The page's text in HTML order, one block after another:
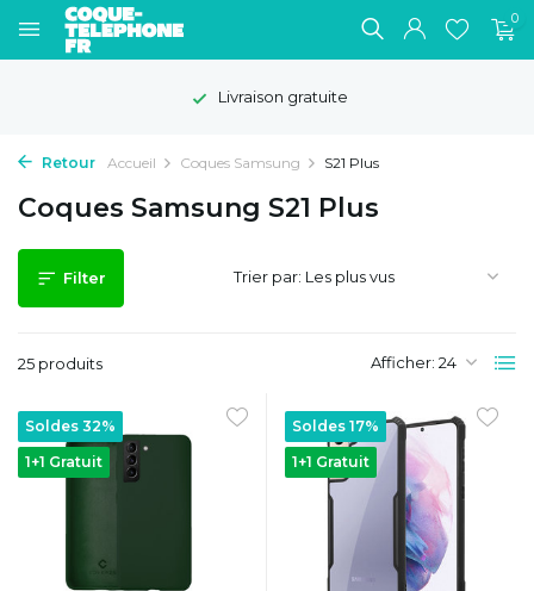
0
Livraison gratuite
Retour Accueil Coques Samsung S21 Plus
Coques Samsung S21 Plus
Filter
25 produits Afficher:
Trier par:
1+1 Gratuit
Soldes 32%
1+1 Gratuit
Soldes 17%